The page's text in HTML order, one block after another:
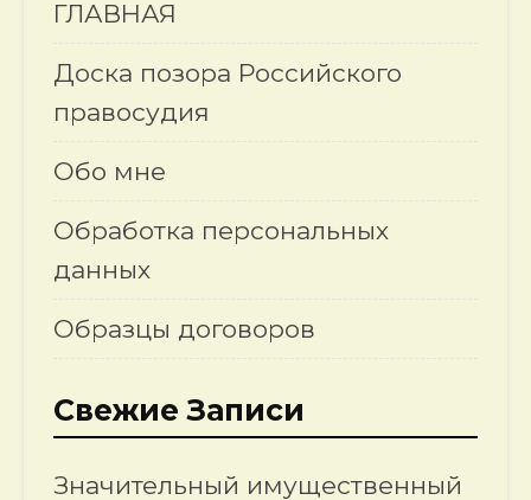
ГЛАВНАЯ
Доска позора Российского
правосудия
Обо мне
Обработка персональных
данных
Образцы договоров
Свежие Записи
Значительный имущественный